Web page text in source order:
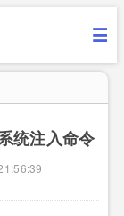
统注入命令